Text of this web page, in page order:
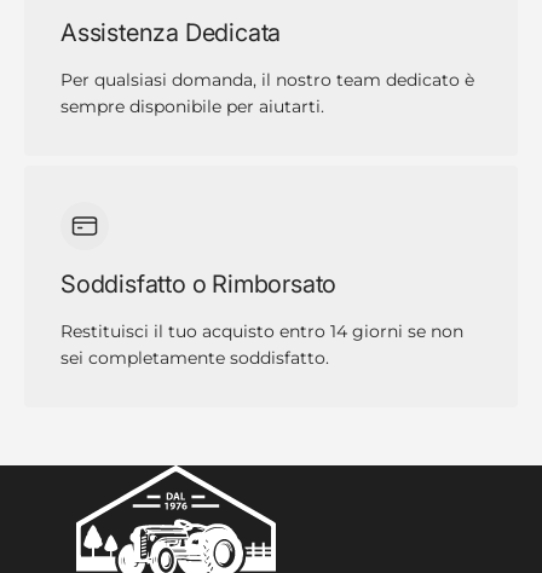
Assistenza Dedicata
Per qualsiasi domanda, il nostro team dedicato è
sempre disponibile per aiutarti.
Soddisfatto o Rimborsato
Restituisci il tuo acquisto entro 14 giorni se non
sei completamente soddisfatto.